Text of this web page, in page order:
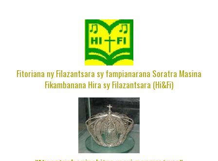
Fitoriana ny Filazantsara sy fampianarana Soratra Masina
Fikambanana Hira sy Filazantsara (Hi&Fi)